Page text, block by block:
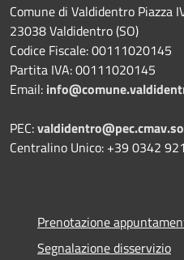
Comune di Valdidentro Piazza
23038 Valdidentro (SO)
Codice Fiscale: 00111020145
Partita IVA: 00111020145
Email:
PEC:
Centralino Unico: +39 0342
Prenotazione
Segnalazione disservizio